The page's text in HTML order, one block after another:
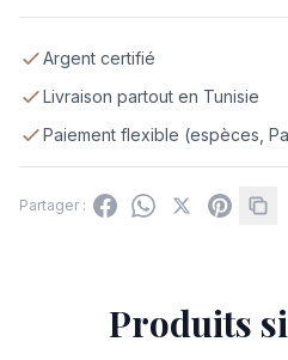
Argent certifié
Livraison partout en Tunisie
Paiement flexible (espèces,
Partager :
Produits